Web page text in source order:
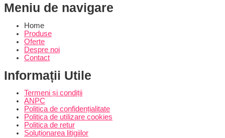
Meniu de navigare
Home
Produse
Oferte
Despre noi
Contact
Informații Utile
Termeni și condiții
ANPC
Politica de confidențialitate
Politica de utilizare cookies
Politica de retur
Soluționarea litigiilor